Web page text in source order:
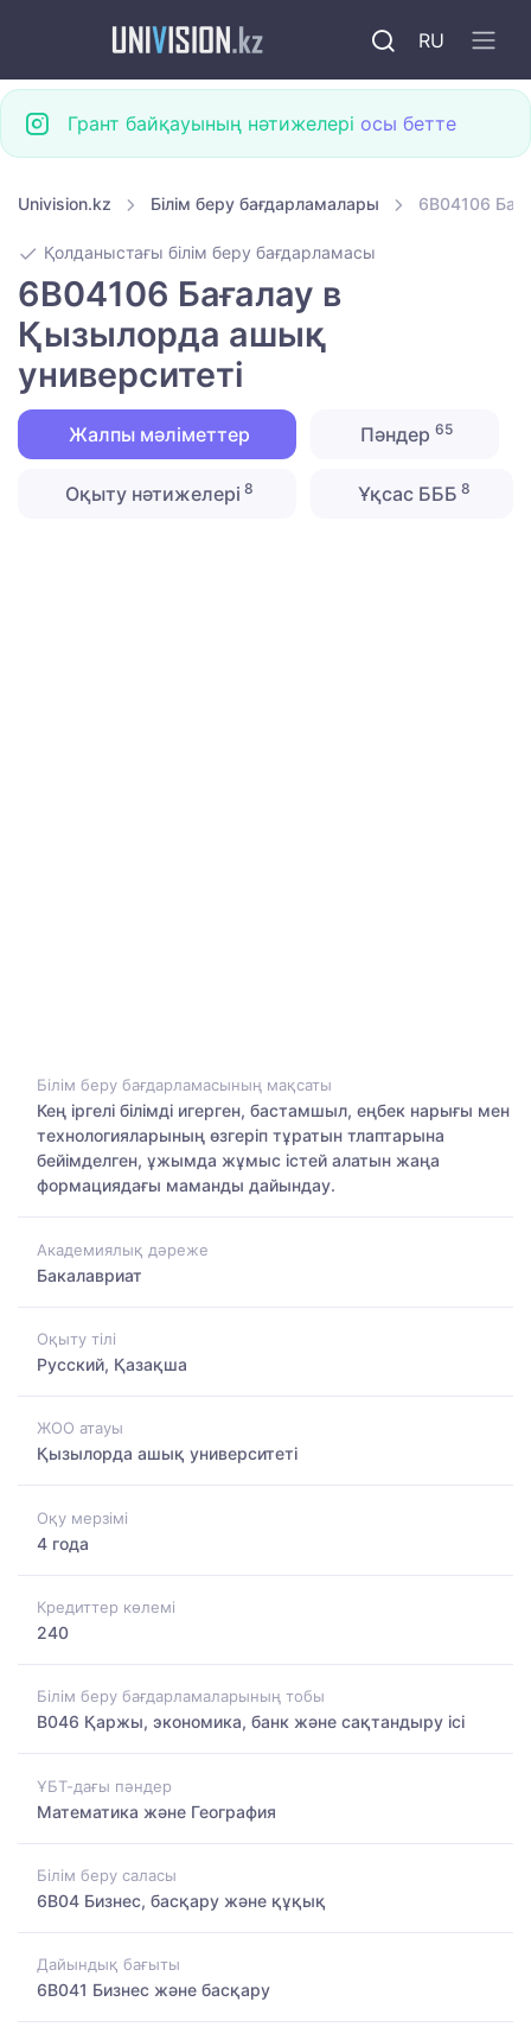
RU
Грант байқауының нәтижелері осы бетте
Univision.kz Білім беру бағдарламалары 6B04106
Қолданыстағы білім беру бағдарламасы
6B04106 Бағалау в
Қызылорда ашық
университеті
Жалпы мәліметтер Пәндер65
Оқыту нәтижелері 8 Ұқсас БББ 8
Білім беру бағдарламасының мақсаты
Кең іргелі білімді игерген, бастамшыл, еңбек нарығы мен
технологияларының өзгеріп тұратын тлаптарына
бейімделген, ұжымда жұмыс істей алатын жаңа
формациядағы маманды дайындау.
Академиялық дәреже
Бакалавриат
Оқыту тілі
Русский, Қазақша
ЖОО атауы
Қызылорда ашық университеті
Оқу мерзімі
4 года
Кредиттер көлемі
240
Білім беру бағдарламаларының тобы
B046 Қаржы, экономика, банк және сақтандыру ісі
ҰБТ-дағы пәндер
Математика және География
Білім беру саласы
6B04 Бизнес, басқару және құқық
Дайындық бағыты
6B041 Бизнес және басқару